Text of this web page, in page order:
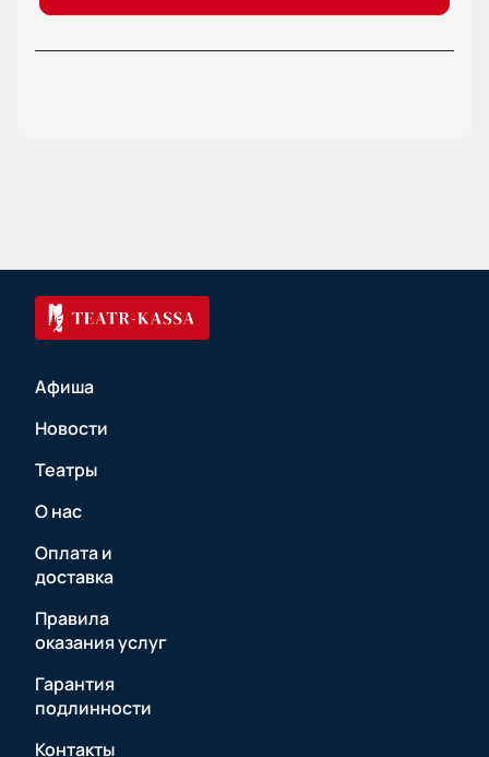
Афиша
Новости
Театры
О нас
Оплата и
доставка
Правила
оказания услуг
Гарантия
подлинности
Контакты